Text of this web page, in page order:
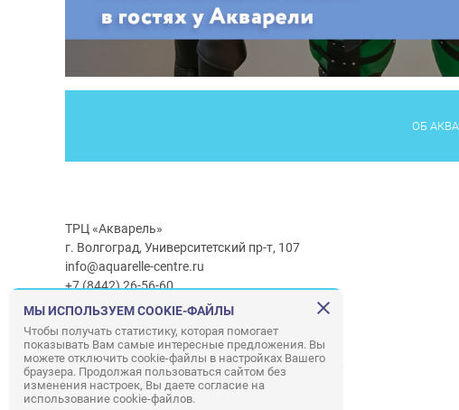
ОБ
ТРЦ «Акварель»
г. Волгоград, Университетский пр-т, 107
info@aquarelle-centre.ru
+7 (8442) 26-56-60
Часы работы ТРЦ: с 10:00 до 22:00
Часы работы г/м Ашан:с 08:00 до 23:00
Часы работыг/мЛемана ПРО:с 08:00 до 22:00
Правила посещения ТРЦ «Акварель»
МЫ ИСПОЛЬЗУЕМ COOKIE-ФАЙЛЫ
Чтобы получать статистику, которая помогает
показывать Вам самые интересные предложения. Вы
можете отключить cookie-файлы в настройках Вашего
браузера. Продолжая пользоваться сайтом без
изменения настроек, Вы даете согласие на
использование cookie-файлов.